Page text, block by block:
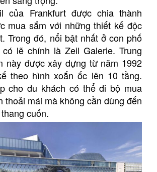
của Frankfurt được chia thành
mua sắm với những thiết kế độc
Trong đó, nổi bật nhất ở con phố
lẽ chính là Zeil Galerie. Trung
này được xây dựng từ năm 1992
theo hình xoắn ốc lên 10 tầng.
cho du khách có thể đi bộ mua
thoải mái mà không cần dùng đến
cuốn.